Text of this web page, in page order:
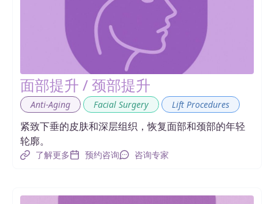
面部提升 / 颈部提升
Anti-Aging Facial Surgery Lift Procedures
紧致下垂的皮肤和深层组织，恢复面部和颈部的年轻
轮廓。
了解更多 预约咨询 咨询专家